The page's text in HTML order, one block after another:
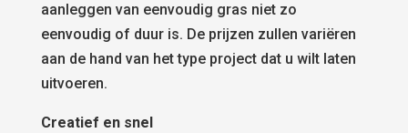
aanleggen van eenvoudig gras niet zo
eenvoudig of duur is. De prijzen zullen variëren
aan de hand van het type project dat u wilt laten
uitvoeren.
Creatief en snel